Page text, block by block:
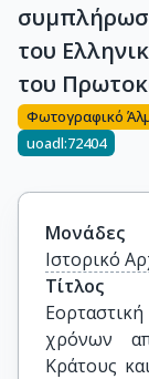
του
του
Φωτογραφικό
uoadl:72404
Μονάδες
Ιστορικό
Τίτλος
χρόνων
Κράτους